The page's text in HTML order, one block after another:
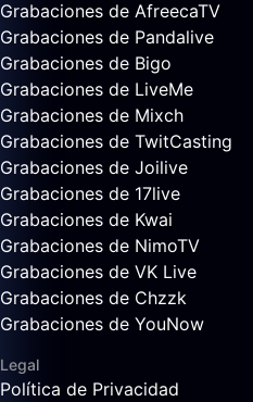
Grabaciones de AfreecaTV
Grabaciones de Pandalive
Grabaciones de Bigo
Grabaciones de LiveMe
Grabaciones de Mixch
Grabaciones de TwitCasting
Grabaciones de Joilive
Grabaciones de 17live
Grabaciones de Kwai
Grabaciones de NimoTV
Grabaciones de VK Live
Grabaciones de Chzzk
Grabaciones de YouNow
Legal
Política de Privacidad